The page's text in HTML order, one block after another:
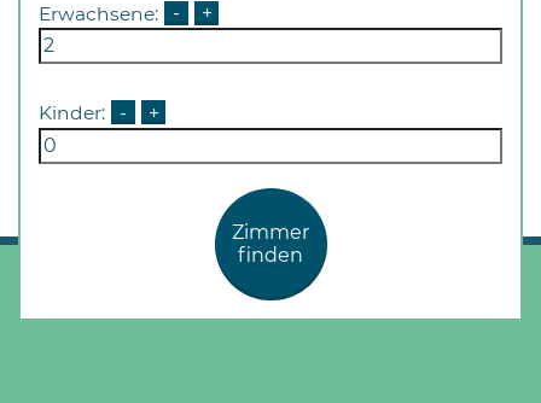
Erwachsene: - +
Kinder: - +
Zimmer
finden